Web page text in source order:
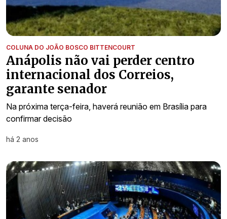
COLUNA DO JOÃO BOSCO BITTENCOURT
Anápolis não vai perder centro
internacional dos Correios,
garante senador
Na próxima terça-feira, haverá reunião em Brasília para
confirmar decisão
há 2 anos